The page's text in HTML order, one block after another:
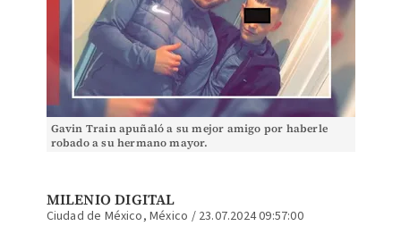
Gavin Train apuñaló a su mejor amigo por haberle
robado a su hermano mayor.
MILENIO DIGITAL
Ciudad de México, México / 23.07.2024 09:57:00